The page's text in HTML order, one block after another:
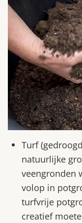
Turf
natuurlijke
veengronden
volop in
turfvrije
creatief